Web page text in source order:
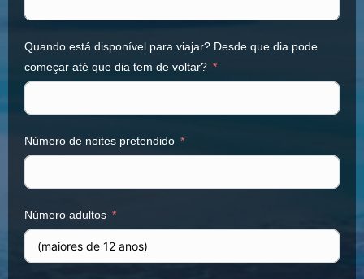
Quando está disponível para viajar? Desde que dia pode
começar até que dia tem de voltar?
Número de noites pretendido
Número adultos